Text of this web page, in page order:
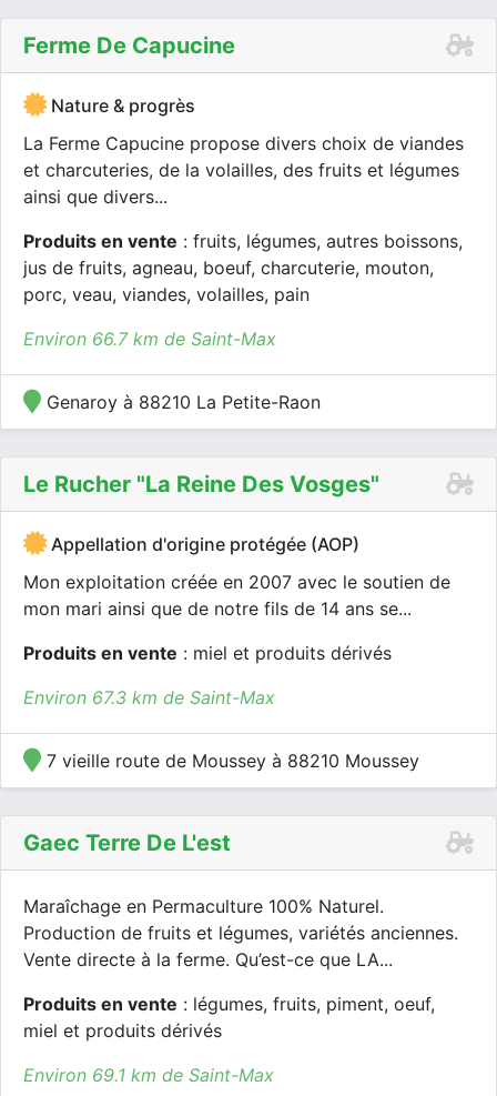
Ferme De Capucine
Nature & progrès
La Ferme Capucine propose divers choix de viandes
et charcuteries, de la volailles, des fruits et légumes
ainsi que divers...
Produits en vente : fruits, légumes, autres boissons,
jus de fruits, agneau, boeuf, charcuterie, mouton,
porc, veau, viandes, volailles, pain
Environ 66.7 km de Saint-Max
Genaroy à 88210 La Petite-Raon
Le Rucher "la Reine Des Vosges"
Appellation d'origine protégée (AOP)
Mon exploitation créée en 2007 avec le soutien de
mon mari ainsi que de notre fils de 14 ans se...
Produits en vente : miel et produits dérivés
Environ 67.3 km de Saint-Max
7 vieille route de Moussey à 88210 Moussey
Gaec Terre De L'est
Maraîchage en Permaculture 100% Naturel.
Production de fruits et légumes, variétés anciennes.
Vente directe à la ferme. Qu’est-ce que LA...
Produits en vente : légumes, fruits, piment, oeuf,
miel et produits dérivés
Environ 69.1 km de Saint-Max